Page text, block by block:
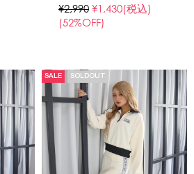
¥2,990 ¥1,430(税込)
(52%OFF)
SALE SOLDOUT